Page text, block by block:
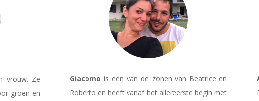
vrouw. Ze
groen en
Giacomo is een van de zonen van Beatrice en
Roberto en heeft vanaf het allereerste begin met